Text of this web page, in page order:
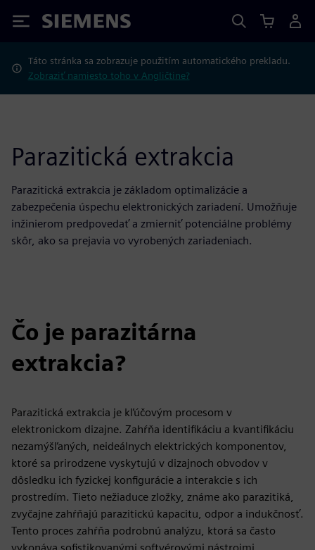
Siemens
Táto stránka sa zobrazuje použitím automatického prekladu.
Zobraziť namiesto toho v Angličtine?
Parazitická extrakcia
Parazitická extrakcia je základom optimalizácie a
zabezpečenia úspechu elektronických zariadení. Umožňuje
inžinierom predpovedať a zmierniť potenciálne problémy
skôr, ako sa prejavia vo vyrobených zariadeniach.
Čo je parazitárna
extrakcia?
Parazitická extrakcia je kľúčovým procesom v
elektronickom dizajne. Zahŕňa identifikáciu a kvantifikáciu
nezamýšľaných, neideálnych elektrických komponentov,
ktoré sa prirodzene vyskytujú v dizajnoch obvodov v
dôsledku ich fyzickej konfigurácie a interakcie s ich
prostredím. Tieto nežiaduce zložky, známe ako parazitiká,
zvyčajne zahŕňajú parazitickú kapacitu, odpor a indukčnosť.
Tento proces zahŕňa podrobnú analýzu, ktorá sa často